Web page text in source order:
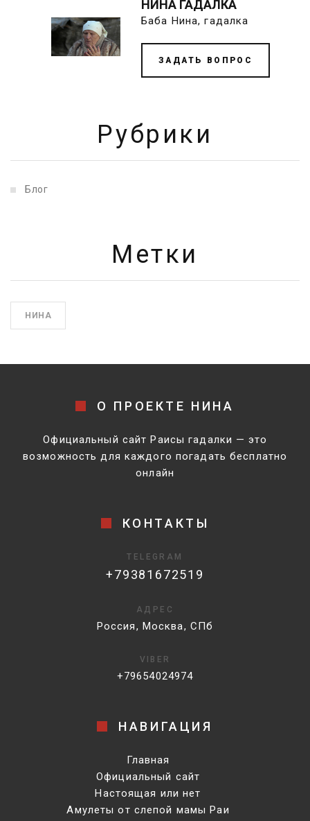
НИНА ГАДАЛКА
Баба Нина, гадалка
ЗАДАТЬ ВОПРОС
Рубрики
Блог
Метки
НИНА
О ПРОЕКТЕ НИНА
Официальный сайт Раисы гадалки — это
возможность для каждого погадать бесплатно
онлайн
КОНТАКТЫ
TELEGRAM
+79381672519
АДРЕС
Россия, Москва, СПб
VIBER
+79654024974
НАВИГАЦИЯ
Главная
Официальный сайт
Настоящая или нет
Амулеты от слепой мамы Раи